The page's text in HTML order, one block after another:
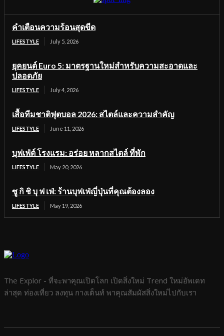
คำเตือนความร้อนสุดขีด
LIFESTYLE July 5, 2026
ยุคยนต์ Euro 5: มาตรฐานใหม่สำหรับความสะอาดและ
ปลอดภัย
LIFESTYLE July 4, 2026
เสื้อทีมชาติฟุตบอล 2026: สไตล์และความสำคัญ
LIFESTYLE June 11, 2026
บุฟเฟ่ต์ โรงแรม: อร่อย หลากสไตล์ ที่พัก
LIFESTYLE May 20, 2026
ซู กิ ชิ บุ ฟ เฟ่: ร้านบุฟเฟ่ญี่ปุ่นที่คุณต้องลอง
LIFESTYLE May 19, 2026
The Explor - ที่จะพาคุณเปิดโลก เปิดสิ่งใหม่ Trend ใหม่อัพเดท
ล่าสุด ท่องเที่ยว ลงทุน กางเต็นท์ พาคุณสัมผัสสิ่งใหม่ไปกับเรา